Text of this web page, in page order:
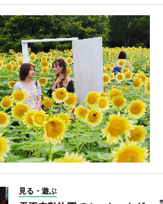
見る・遊ぶ